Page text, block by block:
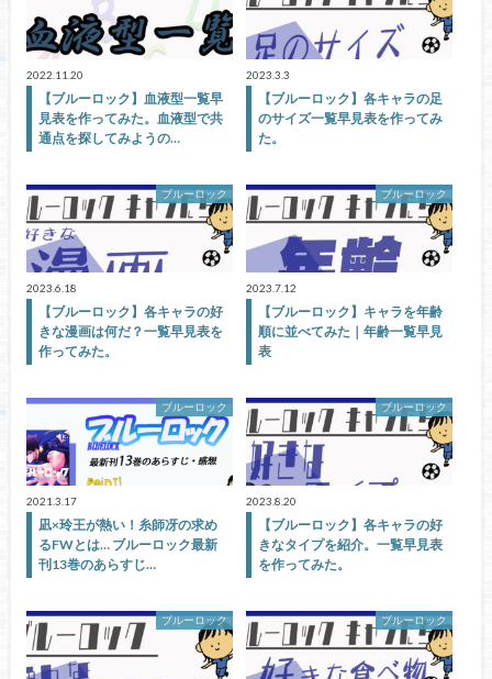
2022.11.20
【ブルーロック】血液型一覧早
見表を作ってみた。血液型で共
通点を探してみようの…
2023.3.3
【ブルーロック】各キャラの足
のサイズ一覧早見表を作ってみ
た。
ブルーロック
2023.6.18
【ブルーロック】各キャラの好
きな漫画は何だ？一覧早見表を
作ってみた。
ブルーロック
2023.7.12
【ブルーロック】キャラを年齢
順に並べてみた｜年齢一覧早見
表
ブルーロック
2021.3.17
凪×玲王が熱い！糸師冴の求め
るFWとは… ブルーロック最新
刊13巻のあらすじ…
ブルーロック
2023.8.20
【ブルーロック】各キャラの好
きなタイプを紹介。一覧早見表
を作ってみた。
ブルーロック ブルーロック